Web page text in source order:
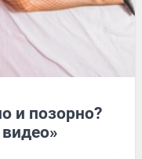
и позорно?